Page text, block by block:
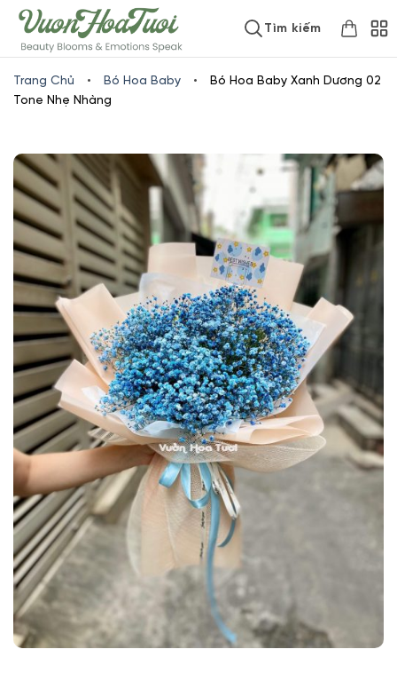
www.vuonhoatuoi.vnSkip
to
content
Tìm kiếm
Trang Chủ • Bó Hoa Baby •
Bó Hoa Baby Xanh Dương 02
Tone Nhẹ Nhàng